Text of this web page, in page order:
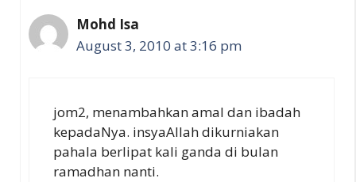
Mohd Isa
August 3, 2010 at 3:16 pm
jom2, menambahkan amal dan ibadah
kepadaNya. insyaAllah dikurniakan
pahala berlipat kali ganda di bulan
ramadhan nanti.